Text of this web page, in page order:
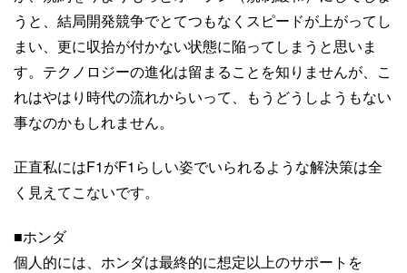
うと、結局開発競争でとてつもなくスピードが上がってし
まい、更に収拾が付かない状態に陥ってしまうと思いま
す。テクノロジーの進化は留まることを知りませんが、こ
れはやはり時代の流れからいって、もうどうしようもない
事なのかもしれません。
正直私にはF1がF1らしい姿でいられるような解決策は全
く見えてこないです。
■ホンダ
個人的には、ホンダは最終的に想定以上のサポートを